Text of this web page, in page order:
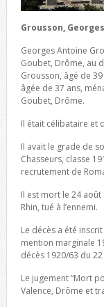
Grousson,
Georges Antoine
Goubet, Drôme, au
Grousson, âgé de
âgée de 37 ans,
Goubet, Drôme.
Il était célibataire et
Il avait le grade de
Chasseurs, classe
recrutement de
Il est mort le 24 août
Rhin, tué à l’ennemi.
Le décès a été
mention marginale
décès 1920/63 du
Le jugement “Mort
Valence, Drôme et